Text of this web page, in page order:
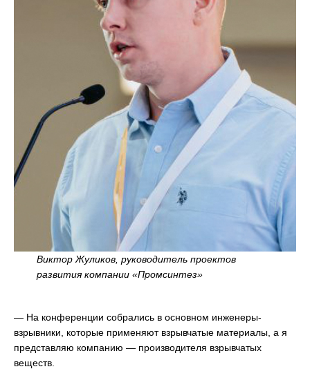
Виктор Жуликов, руководитель проектов
развития компании «Промсинтез»
— На конференции собрались в основном инженеры-
взрывники, которые применяют взрывчатые материалы, а я
представляю компанию — производителя взрывчатых
веществ.